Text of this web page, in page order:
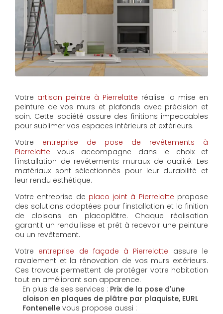
Votre artisan peintre à Pierrelatte réalise la mise en
peinture de vos murs et plafonds avec précision et
soin. Cette société assure des finitions impeccables
pour sublimer vos espaces intérieurs et extérieurs.
Votre entreprise de pose de revêtements à
Pierrelatte vous accompagne dans le choix et
l'installation de revêtements muraux de qualité. Les
matériaux sont sélectionnés pour leur durabilité et
leur rendu esthétique.
Votre entreprise de placo joint à Pierrelatte propose
des solutions adaptées pour l'installation et la finition
de cloisons en placoplâtre. Chaque réalisation
garantit un rendu lisse et prêt à recevoir une peinture
ou un revêtement.
Votre entreprise de façade à Pierrelatte assure le
ravalement et la rénovation de vos murs extérieurs.
Ces travaux permettent de protéger votre habitation
tout en améliorant son apparence.
En plus de ses services : Prix de la pose d'une
cloison en plaques de plâtre par plaquiste, EURL
Fontenelle vous propose aussi :